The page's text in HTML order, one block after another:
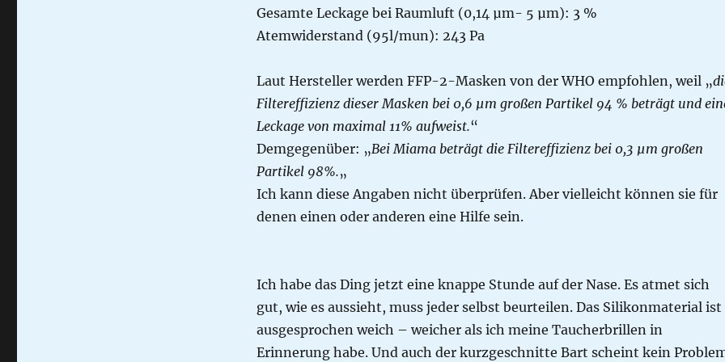
Gesamte Leckage bei Raumluft (0,14 µm- 5 µm): 3 %
Atemwiderstand (95l/mun): 243 Pa
Laut Hersteller werden FFP-2-Masken von der WHO empfohlen, weil „
Filtereffizienz dieser Masken bei 0,6 µm großen Partikel 94 % beträgt und
Leckage von maximal 11% aufweist.“
Demgegenüber: „Bei Miama beträgt die Filtereffizienz bei 0,3 µm großen
Partikel 98%.„
Ich kann diese Angaben nicht überprüfen. Aber vielleicht können sie für
denen einen oder anderen eine Hilfe sein.
Ich habe das Ding jetzt eine knappe Stunde auf der Nase. Es atmet sich
gut, wie es aussieht, muss jeder selbst beurteilen. Das Silikonmaterial ist
ausgesprochen weich – weicher als ich meine Taucherbrillen in
Erinnerung habe. Und auch der kurzgeschnitte Bart scheint kein